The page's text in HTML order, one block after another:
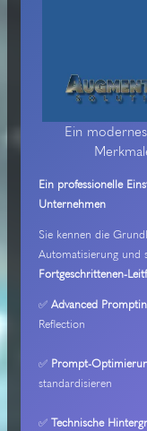
Ein
Ein professionelle
Unternehmen
Sie kennen die
Automatisierung und
Fortgeschrittenen-
✅ Advanced
Reflection
✅ Prompt-
standardisieren
✅ Technische